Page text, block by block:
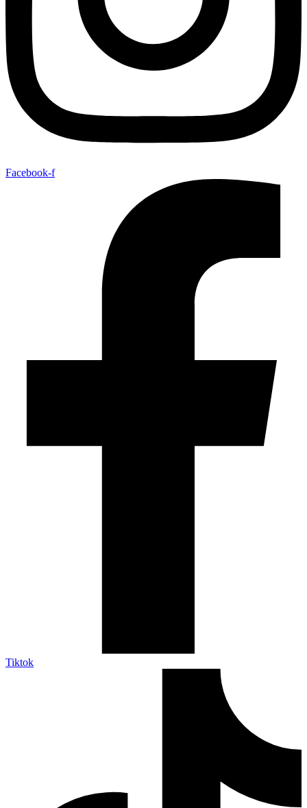
Facebook-f
Tiktok